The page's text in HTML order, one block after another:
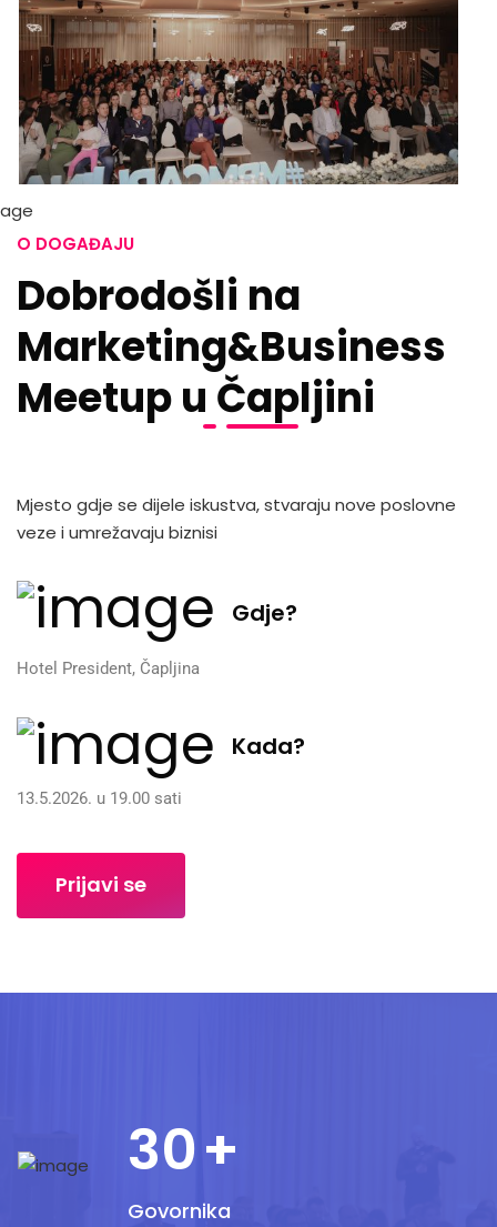
O DOGAĐAJU
Dobrodošli na
Marketing&Business
Meetup u Čapljini
Mjesto gdje se dijele iskustva, stvaraju nove poslovne
veze i umrežavaju biznisi
Gdje?
Hotel President, Čapljina
Kada?
13.5.2026. u 19.00 sati
Prijavi se
30+
Govornika